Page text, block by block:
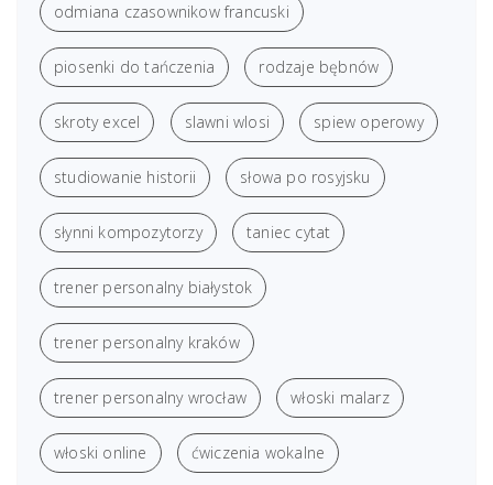
odmiana czasownikow francuski
piosenki do tańczenia rodzaje bębnów
skroty excel slawni wlosi spiew operowy
studiowanie historii słowa po rosyjsku
słynni kompozytorzy taniec cytat
trener personalny białystok
trener personalny kraków
trener personalny wrocław włoski malarz
włoski online ćwiczenia wokalne